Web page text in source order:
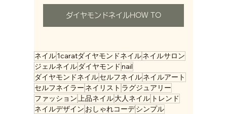
ダイヤモンドネイルHOW TO
ネイル1caratダイヤモンドネイルネイルサロン
ジェルネイル ダイヤモンド nail
ダイヤモンドネイルセルフネイルネイルアート
セルフネイラー ネイリスト ラグジュアリー
ファッション上品ネイル大人ネイル トレンド
ネイルデザイン おしゃれコーデシンプル